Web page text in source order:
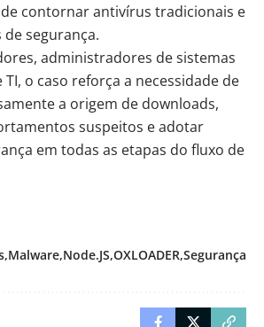
contornar antivírus tradicionais e
segurança.
administradores de sistemas
o caso reforça a necessidade de
a origem de downloads,
suspeitos e adotar
em todas as etapas do fluxo de
Malware Node.JS OXLOADER Segurança